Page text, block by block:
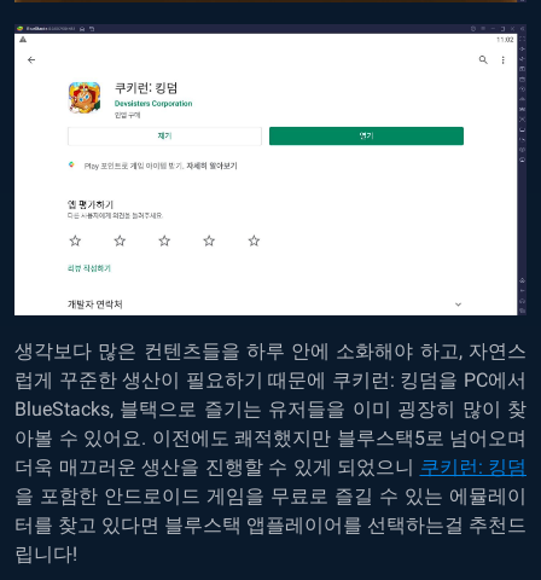
생각보다 많은 컨텐츠들을 하루 안에 소화해야 하고, 자연스
럽게 꾸준한 생산이 필요하기 때문에 쿠키런: 킹덤을 PC에서
BlueStacks, 블택으로 즐기는 유저들을 이미 굉장히 많이 찾
아볼 수 있어요. 이전에도 쾌적했지만 블루스택5로 넘어오며
더욱 매끄러운 생산을 진행할 수 있게 되었으니 쿠키런: 킹덤
을 포함한 안드로이드 게임을 무료로 즐길 수 있는 에뮬레이
터를 찾고 있다면 블루스택 앱플레이어를 선택하는걸 추천드
립니다!